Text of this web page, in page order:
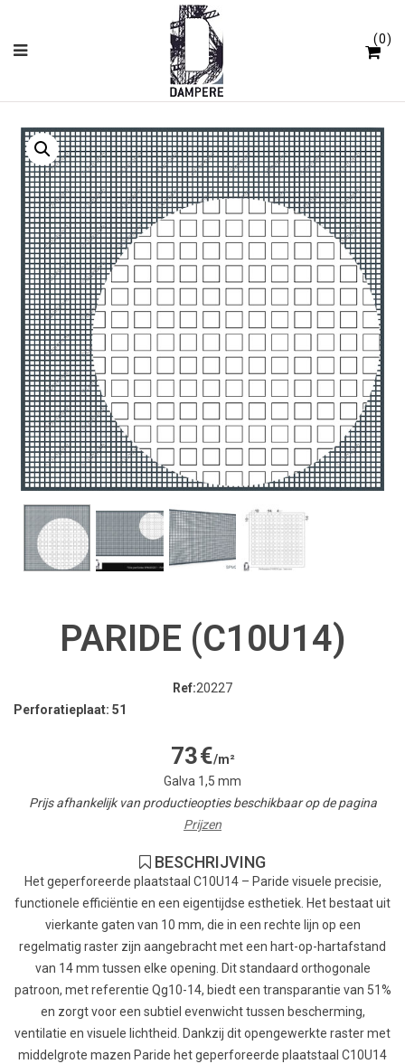
0
PARIDE (C10U14)
Ref:20227
Perforatieplaat: 51
73€/m²
Galva 1,5 mm
Prijs afhankelijk van productieopties beschikbaar op de pagina
Prijzen
BESCHRIJVING
Het geperforeerde plaatstaal C10U14 – Paride visuele precisie,
functionele efficiëntie en een eigentijdse esthetiek. Het bestaat uit
vierkante gaten van 10 mm, die in een rechte lijn op een
regelmatig raster zijn aangebracht met een hart-op-hartafstand
van 14 mm tussen elke opening. Dit standaard orthogonale
patroon, met referentie Qg10-14, biedt een transparantie van 51%
en zorgt voor een subtiel evenwicht tussen bescherming,
ventilatie en visuele lichtheid. Dankzij dit opengewerkte raster met
middelgrote mazen Paride het geperforeerde plaatstaal C10U14